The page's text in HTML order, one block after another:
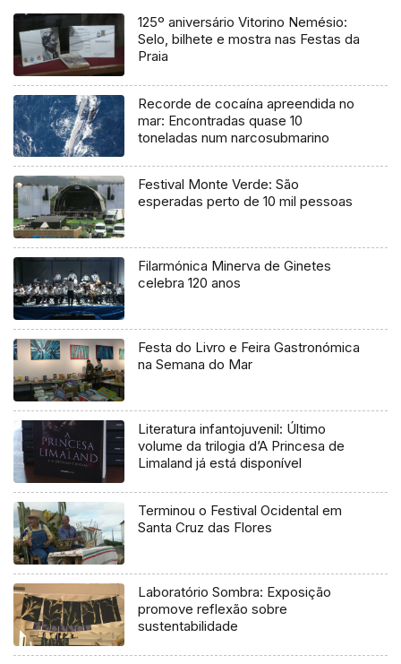
125º aniversário Vitorino Nemésio:
Selo, bilhete e mostra nas Festas da
Praia
Recorde de cocaína apreendida no
mar: Encontradas quase 10
toneladas num narcosubmarino
Festival Monte Verde: São
esperadas perto de 10 mil pessoas
Filarmónica Minerva de Ginetes
celebra 120 anos
Festa do Livro e Feira Gastronómica
na Semana do Mar
Literatura infantojuvenil: Último
volume da trilogia d’A Princesa de
Limaland já está disponível
Terminou o Festival Ocidental em
Santa Cruz das Flores
Laboratório Sombra: Exposição
promove reflexão sobre
sustentabilidade